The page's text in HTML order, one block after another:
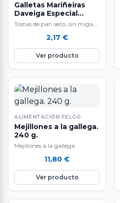
Galletas Mariñeiras
Daveiga Especial
Canapé. 100 g.
Tostas de pan seco, sin miga,
utilizaban los marineros
para…
2,17 €
Ver producto
ALIMENTACIÓN FELGO
Mejillones a la gallega.
240 g.
Mejillones a la gallega.
11,80 €
Ver producto